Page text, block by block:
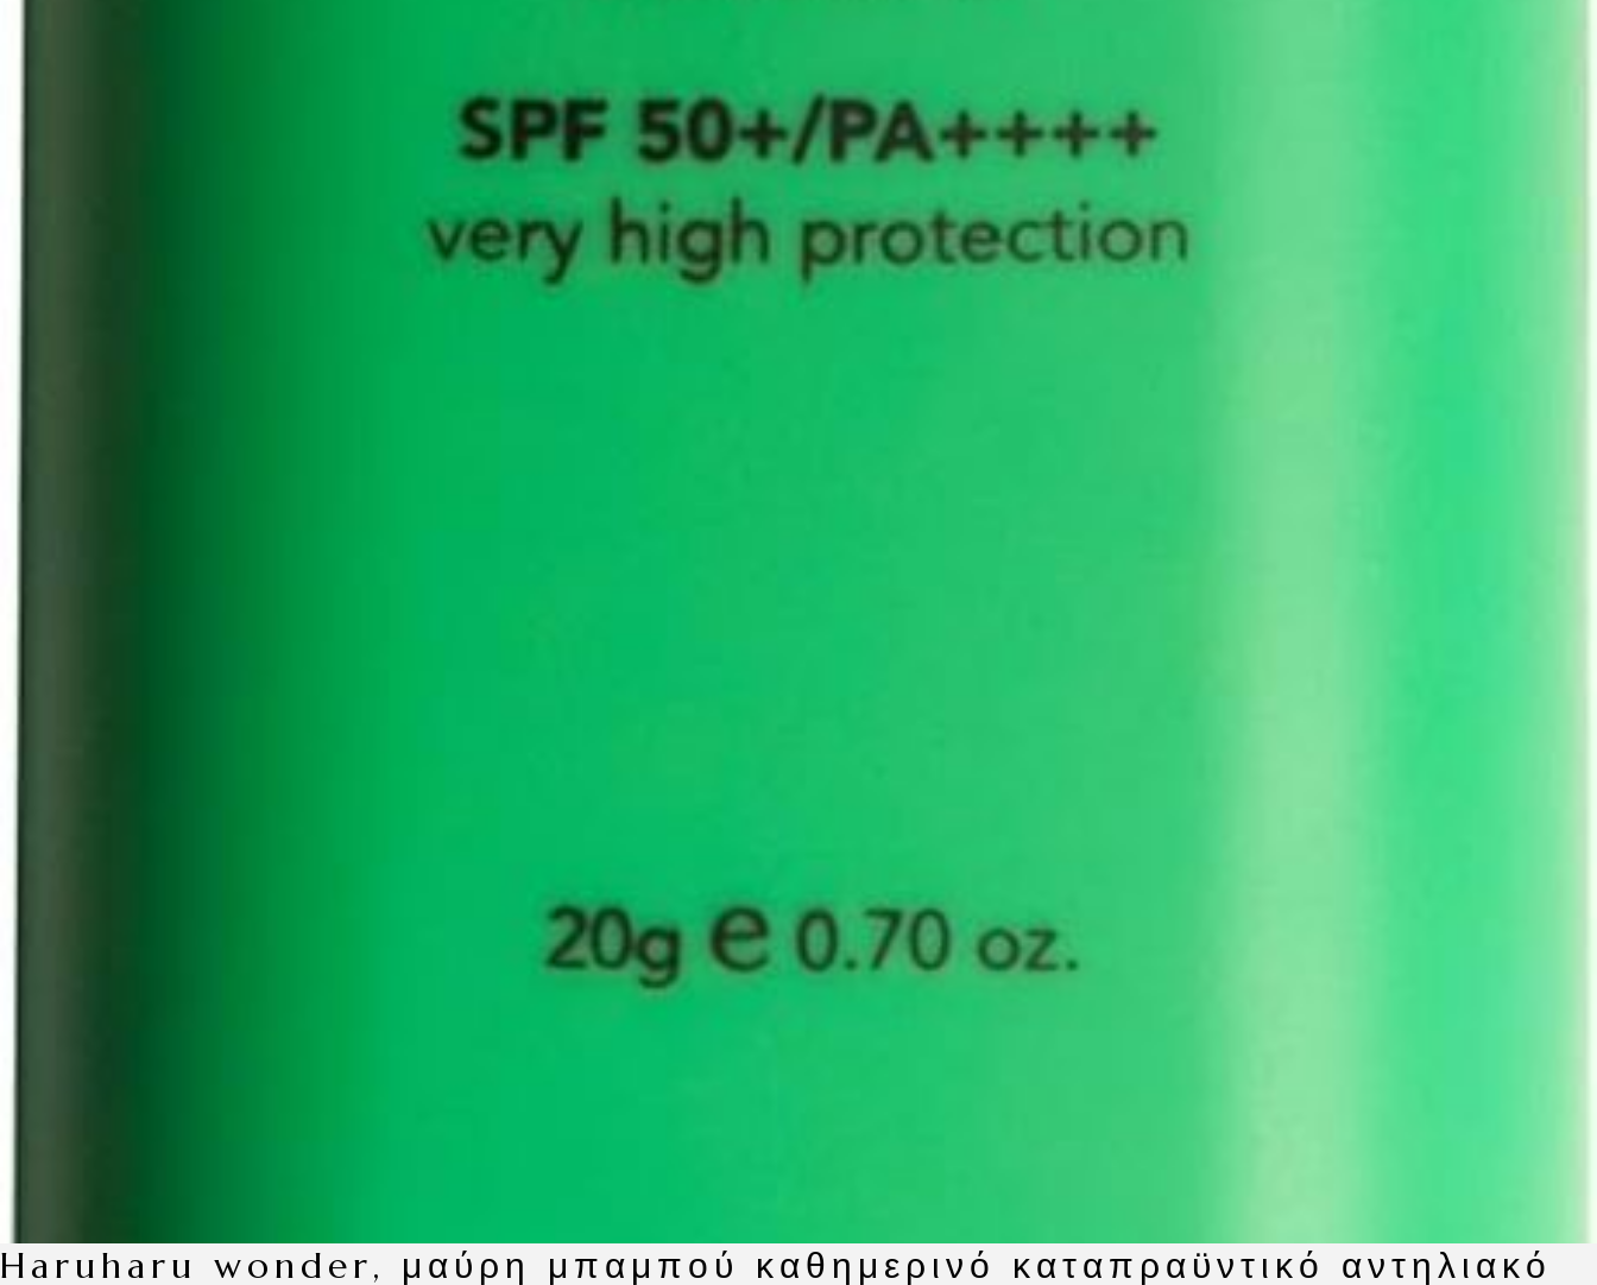
haruharu wonder, μαύρη μπαμπού καθημερινό καταπραϋντικό αντηλιακό